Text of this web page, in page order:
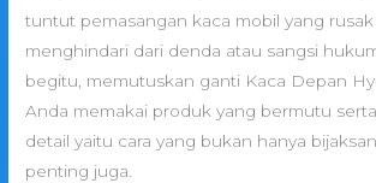
tuntut pemasangan kaca mobil yang
menghindari dari denda atau sangsi
begitu, memutuskan ganti Kaca Depan
Anda memakai produk yang bermutu
detail yaitu cara yang bukan hanya
penting juga.